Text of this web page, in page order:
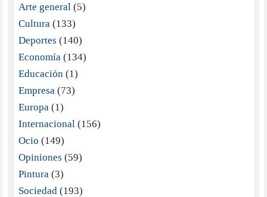
Arte general (5)
Cultura (133)
Deportes (140)
Economía (134)
Educación (1)
Empresa (73)
Europa (1)
Internacional (156)
Ocio (149)
Opiniones (59)
Pintura (3)
Sociedad (193)